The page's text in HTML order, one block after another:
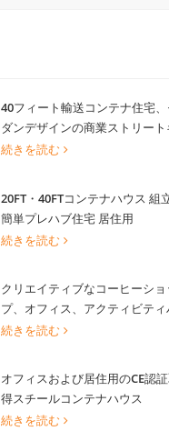
40フィート輸送コンテナ住宅
ダンデザインの商業ストリート
オスク用景観ショップ
続きを読む
20FT・40FTコンテナハウス 組
簡単プレハブ住宅 居住用
続きを読む
クリエイティブなコーヒーショ
プ、オフィス、アクティビティ
ウス向け20FT改造輸送コンテナ
続きを読む
オフィスおよび居住用のCE認
得スチールコンテナハウス
続きを読む